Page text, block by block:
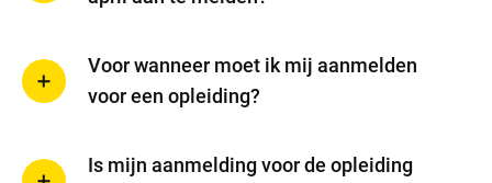
Voor wanneer moet ik mij aanmelden
voor een opleiding?
Is mijn aanmelding voor de opleiding